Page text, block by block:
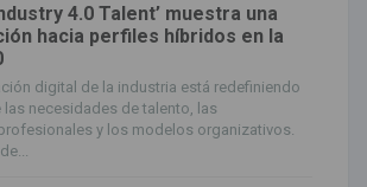
4.0 Talent’ muestra una
hacia perfiles híbridos en la
digital de la industria está redefiniendo
necesidades de talento, las
y los modelos organizativos.